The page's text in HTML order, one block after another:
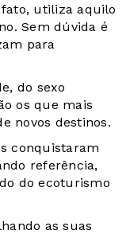
utiliza aquilo
Sem dúvida é
para
do sexo
os que mais
novos destinos.
conquistaram
referência,
do ecoturismo
as suas